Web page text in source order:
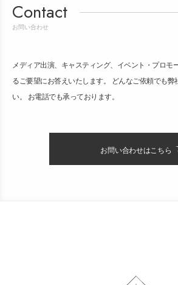
Contact
お問い合わせ
メディア出演、キャスティング、イベント・プロモ
るご要望にお答えいたします。 どんなご依頼でも弊
い。 お電話でも承っております。
お問い合わせはこちら